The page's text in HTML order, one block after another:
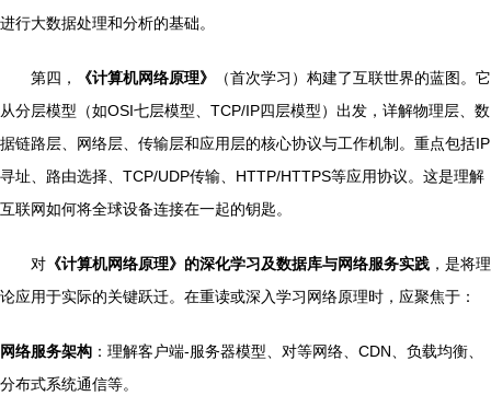
进行大数据处理和分析的基础。
第四， 《计算机网络原理》
（首次学习）构建了互联世界的蓝图。它
从分层模型（如OSI七层模型、TCP/IP四层模型）出发，详解物理层、数
据链路层、网络层、传输层和应用层的核心协议与工作机制。重点包括IP
寻址、路由选择、TCP/UDP传输、HTTP/HTTPS等应用协议。这是理解
互联网如何将全球设备连接在一起的钥匙。
对 《计算机网络原理》的深化学习及数据库与网络服务实践 ，是将理
论应用于实际的关键跃迁。在重读或深入学习网络原理时，应聚焦于：
网络服务架构 ：理解客户端-服务器模型、对等网络、CDN、负载均衡、
分布式系统通信等。